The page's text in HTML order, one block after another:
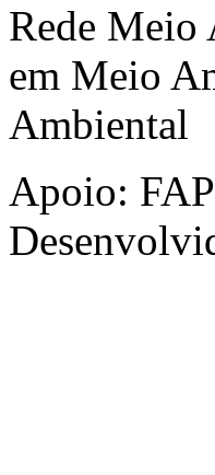
Rede Meio
em Meio
Ambiental
Apoio: